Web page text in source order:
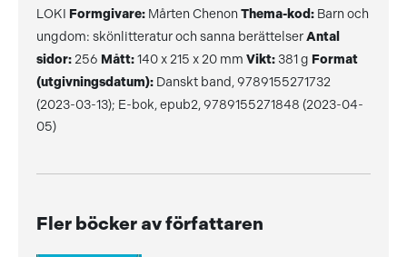
LOKI Formgivare: Mårten Chenon Thema-kod: Barn och
ungdom: skönlitteratur och sanna berättelserAntal
sidor: 256 Mått:140 x 215 x 20 mm Vikt: 381 g Format
(utgivningsdatum): Danskt band, 9789155271732
(2023-03-13); E-bok, epub2, 9789155271848 (2023-04-
05)
Fler böcker av författaren